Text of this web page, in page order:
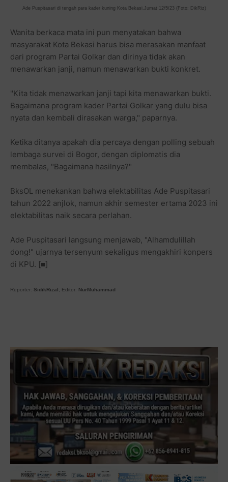
Ade Puspitasari di tengah para kader kuning Kota Bekasi,Jumat 12/5/23 (Foto: DikRiz)
Wanita berkaca mata ini pun menyatakan bahwa
masyarakat Kota Bekasi harus bisa merasakan manfaat
dari program Partai Golkar dan dirinya tidak akan
menawarkan janji, namun menawarkan bukti konkret.
"Kita tidak menawarkan janji tapi kita menawarkan bukti.
Bagaimana program kader Partai Golkar yang dulu bisa
nyata dan kembali dirasakan warga," paparnya.
Ketika ditanya apakah dia percaya dengan polling sebuah
lembaga survei di Bogor, dengan diplomatis dia
membalas, "Bagaimana hasilnya?"
BksOL menekankan bahwa elektabilitas Ade Puspitasari
tahun 2022 anjlok, namun akhir semester ertama 2023 ini
elektabilitas naik secara perlahan.
Ade Puspitasari langsung menjawab, "Alhamdulillah
dong!" ujarnya tersenyum sekaligus mengakhiri konpers
di KPU. [■]
Reporter: SidikRizal, Editor: NurMuhammad